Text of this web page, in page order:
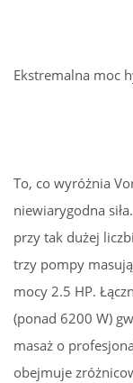
Ekstremalna moc
To, co wyróżnia
niewiarygodna
przy tak dużej
trzy pompy
mocy 2.5 HP.
(ponad 6200 W)
masaż o
obejmuje